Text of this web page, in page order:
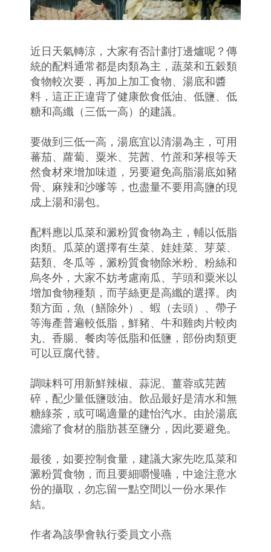
近日天氣轉涼，大家有否計劃打邊爐呢？傳
統的配料通常都是肉類為主，蔬菜和五穀類
食物較次要，再加上加工食物、湯底和醬
料，這正正違背了健康飲食低油、低鹽、低
糖和高纖（三低一高）的建議。
要做到三低一高，湯底宜以清湯為主，可用
蕃茄、蘿蔔、粟米、芫茜、竹蔗和茅根等天
然食材來增加味道，另要避免高脂湯底如豬
骨、麻辣和沙嗲等，也盡量不要用高鹽的現
成上湯和湯包。
配料應以瓜菜和澱粉質食物為主，輔以低脂
肉類。瓜菜的選擇有生菜、娃娃菜、芽菜、
菇類、冬瓜等，澱粉質食物除米粉、粉絲和
烏冬外，大家不妨考慮南瓜、芋頭和粟米以
增加食物種類，而芋絲更是高纖的選擇。肉
類方面，魚（鱔除外）、蝦（去頭）、帶子
等海產普遍較低脂，鮮豬、牛和雞肉片較肉
丸、香腸、餐肉等低脂和低鹽，部份肉類更
可以豆腐代替。
調味料可用新鮮辣椒、蒜泥、薑蓉或芫茜
碎，配少量低鹽豉油。飲品最好是清水和無
糖綠茶，或可喝適量的建怡汽水。由於湯底
濃縮了食材的脂肪甚至鹽分，因此要避免。
最後，如要控制食量，建議大家先吃瓜菜和
澱粉質食物，而且要細嚼慢嚥，中途注意水
份的攝取，勿忘留一點空間以一份水果作
結。
作者為該學會執行委員文小燕